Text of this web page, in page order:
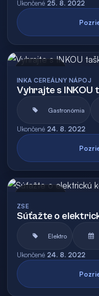
Ukončené 25. 8. 2022
INKA CEREÁLNY NÁPOJ
Vyhrajte s INKOU
Gastronómia
Ukončené 24. 8. 2022
ZSE
Súťažte o
Elektro
Ukončené 24. 8. 2022